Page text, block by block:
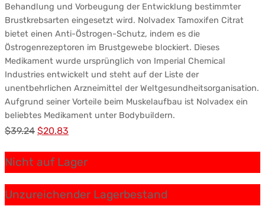
Behandlung und Vorbeugung der Entwicklung bestimmter
Brustkrebsarten eingesetzt wird. Nolvadex Tamoxifen Citrat
bietet einen Anti-Östrogen-Schutz, indem es die
Östrogenrezeptoren im Brustgewebe blockiert. Dieses
Medikament wurde ursprünglich von Imperial Chemical
Industries entwickelt und steht auf der Liste der
unentbehrlichen Arzneimittel der Weltgesundheitsorganisation.
Aufgrund seiner Vorteile beim Muskelaufbau ist Nolvadex ein
beliebtes Medikament unter Bodybuildern.
$39.24 Ursprünglicher
war:
$39.24.
$20.83
$20.83.
Nicht auf Lager
Unzureichender Lagerbestand